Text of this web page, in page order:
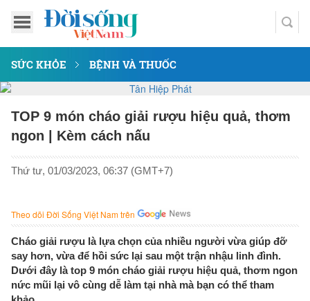
SỨC KHỎE BỆNH VÀ THUỐC
TOP 9 món cháo giải rượu hiệu quả, thơm
ngon | Kèm cách nấu
Thứ tư, 01/03/2023, 06:37 (GMT+7)
Theo dõi Đời Sống Việt Nam trên
Cháo giải rượu là lựa chọn của nhiều người vừa giúp đỡ
say hơn, vừa để hồi sức lại sau một trận nhậu linh đình.
Dưới đây là top 9 món cháo giải rượu hiệu quả, thơm ngon
nức mũi lại vô cùng dễ làm tại nhà mà bạn có thể tham